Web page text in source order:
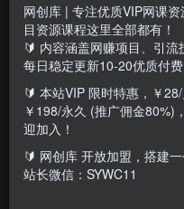
主要是抖音做文案号，通
简称毒文案，为什么叫毒
户能够产生共鸣感，而且
目前抖音上有在做这块的
网创库 | 专注优质VIP网课
目资源课程这里全部都有！
🔰 内容涵盖网赚项目、引流
每日稳定更新10-20优质付费
🔰 本站VIP 限时特惠，￥
￥198/永久 (推广佣金80%)
迎加入！
🔰 网创库 开放加盟，搭建
站长微信：SYWC11